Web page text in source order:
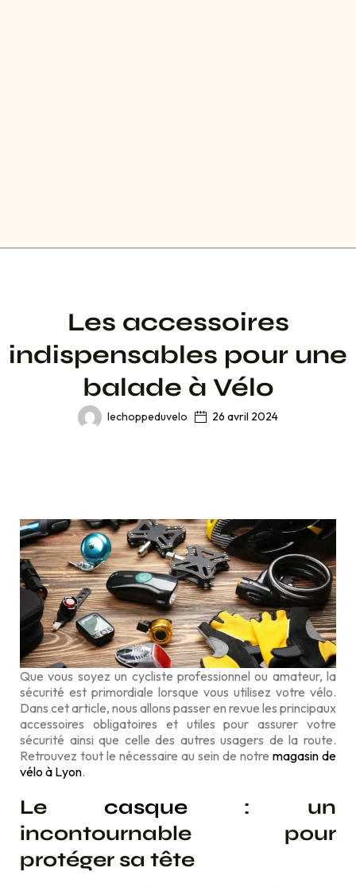
Les accessoires
indispensables pour une
balade à Vélo
lechoppeduvelo 26 avril 2024
Que vous soyez un cycliste professionnel ou amateur, la
sécurité est primordiale lorsque vous utilisez votre vélo.
Dans cet article, nous allons passer en revue les principaux
accessoires obligatoires et utiles pour assurer votre
sécurité ainsi que celle des autres usagers de la route.
Retrouvez tout le nécessaire au sein de notre magasin de
vélo à Lyon.
Le casque: un
incontournable pour
protéger sa tête